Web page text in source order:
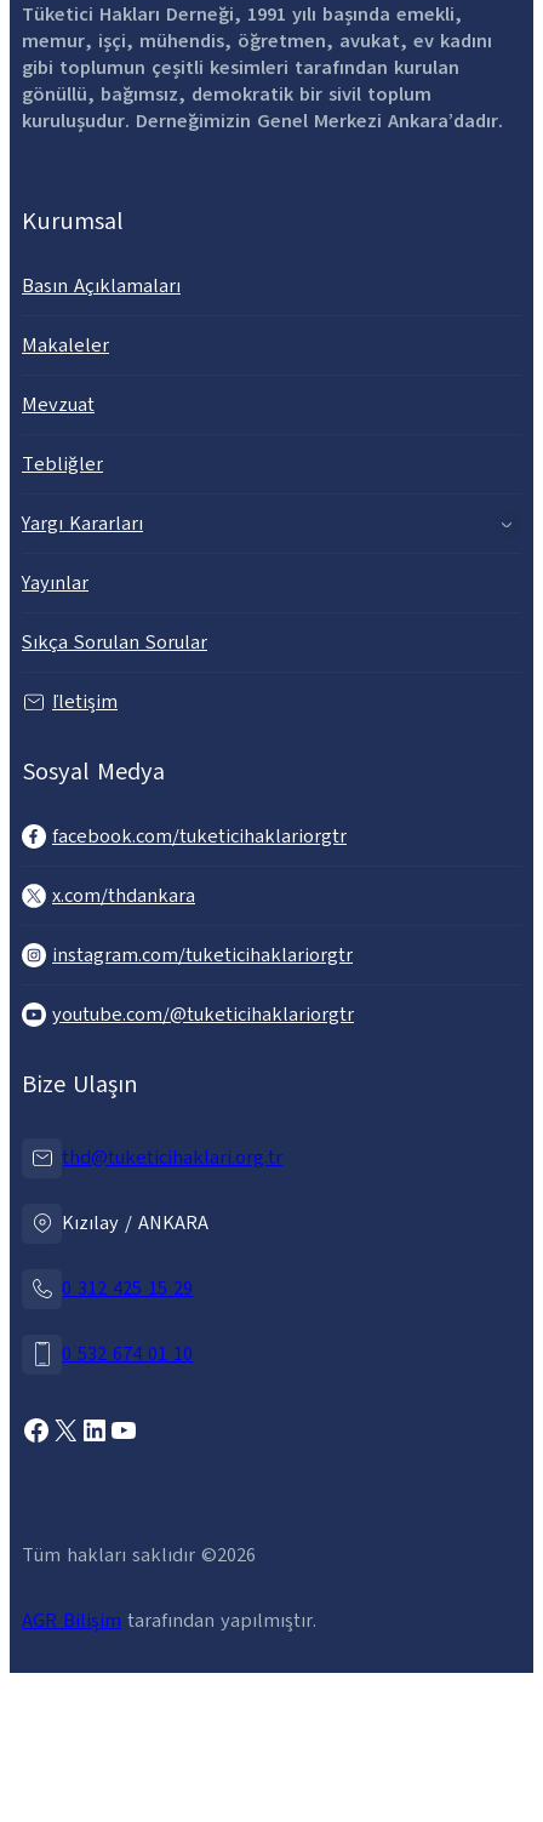
Tüketici Hakları Derneği, 1991 yılı başında emekli,
memur, işçi, mühendis, öğretmen, avukat, ev kadını
gibi toplumun çeşitli kesimleri tarafından kurulan
gönüllü, bağımsız, demokratik bir sivil toplum
kuruluşudur. Derneğimizin Genel Merkezi Ankara’dadır.
Kurumsal
Basın Açıklamaları
Makaleler
Mevzuat
Tebliğler
Yargı Kararları
Yayınlar
Sıkça Sorulan Sorular
İletişim
Sosyal Medya
facebook.com/tuketicihaklariorgtr
x.com/thdankara
instagram.com/tuketicihaklariorgtr
youtube.com/@tuketicihaklariorgtr
Bize Ulaşın
thd@tuketicihaklari.org.tr
Kızılay / ANKARA
0 312 425 15 29
0 532 674 01 10
Facebook X LinkedIn YouTube
Tüm hakları saklıdır ©2026
AGR Bilişim tarafından yapılmıştır.